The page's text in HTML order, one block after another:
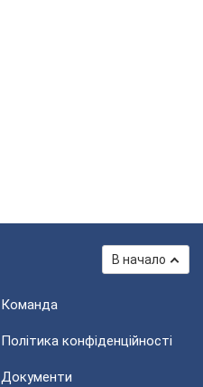
В начало
Команда
Політика конфіденційності
Документи